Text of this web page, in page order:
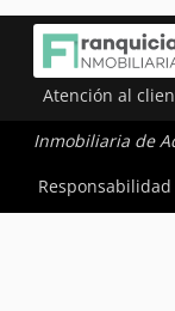
Atención al
Inmobiliaria de